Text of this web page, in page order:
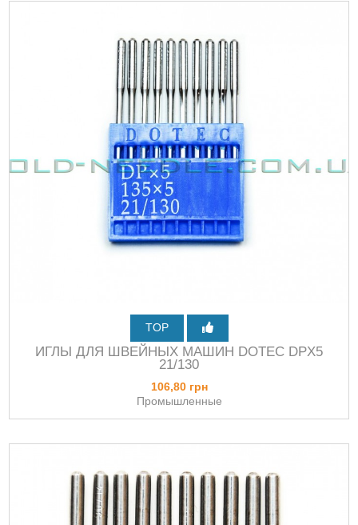
TOP
ИГЛЫ ДЛЯ ШВЕЙНЫХ МАШИН DOTEC DPХ5
21/130
106,80 грн
Промышленные